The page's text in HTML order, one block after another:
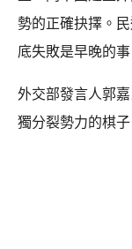
勢的正確抉擇。
底失敗是早晚的事
外交部發言人郭
獨分裂勢力的棋子